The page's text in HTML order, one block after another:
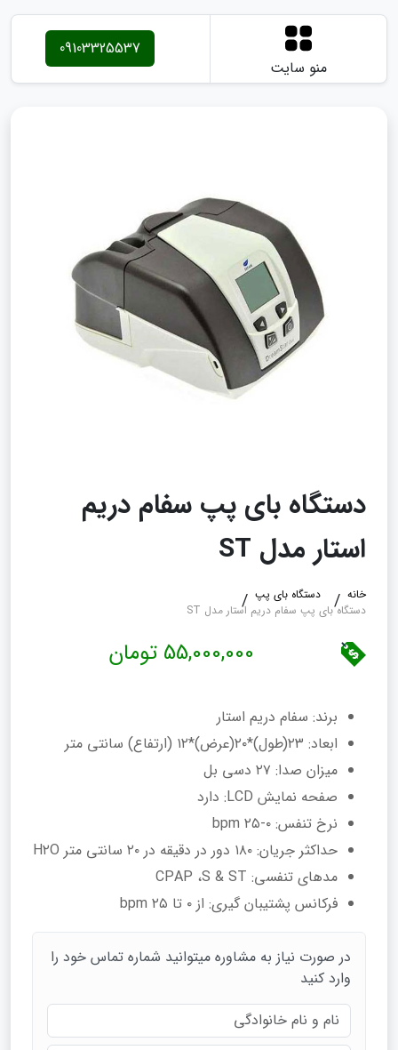
منو سایت
09103325537
دستگاه بای پپ سفام دریم
استار مدل ST
خانه
دستگاه بای پپ
دستگاه بای پپ سفام دریم استار مدل ST
55,000,000 تومان
برند: سفام دریم استار
ابعاد: ۲۳(طول)*۲۰(عرض)*۱۲ (ارتفاع) سانتی متر
میزان صدا: ۲۷ دسی بل
صفحه نمایش LCD: دارد
نرخ تنفس: ۰-۲۵ bpm
حداکثر جریان: ۱۸۰ دور در دقیقه در ۲۰ سانتی متر H۲O
مدهای تنفسی: CPAP ،S & ST
فرکانس پشتیبان گیری: از ۰ تا ۲۵ bpm
در صورت نیاز به مشاوره میتوانید شماره تماس خود را
وارد کنید